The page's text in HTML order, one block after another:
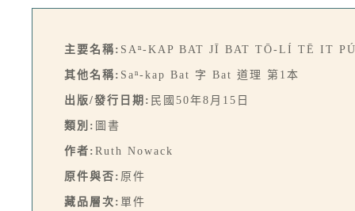
主要名稱: SAⁿ-KAP BAT JĪ BAT TŌ-LÍ TĒ IT
其他名稱: Saⁿ-kap Bat 字 Bat 道理 第1本
出版/發行日期: 民國50年8月15日
類別: 圖書
作者: Ruth Nowack
原件與否: 原件
藏品層次: 單件